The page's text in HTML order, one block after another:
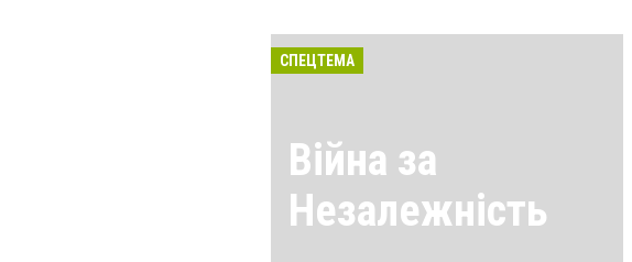
СПЕЦТЕМА
Війна за
Незалежність